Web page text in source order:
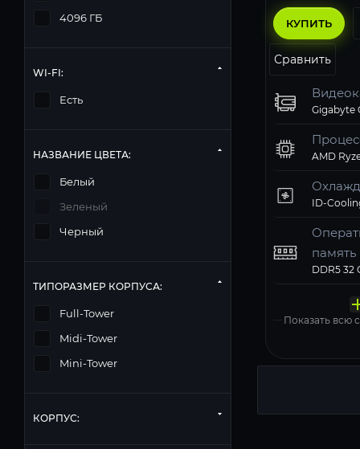
КУПИТЬ
Сравнить
AMD
память
Windows
Показать всю
4096 ГБ
WI-FI:
Есть
НАЗВАНИЕ ЦВЕТА:
Белый
Зеленый
Черный
ТИПОРАЗМЕР КОРПУСА:
Full-Tower
Midi-Tower
Mini-Tower
КОРПУС: